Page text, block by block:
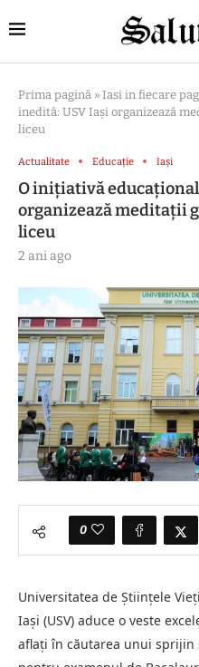
Prima pagină » Iasi in fiecare
inedită: USV Iași organizează
liceu
Actualitate Educație Iași
O inițiativă
organizează meditații
liceu
2 ani ago
0
Universitatea de Științele
Iași (USV) aduce o veste
aflați în căutarea unui